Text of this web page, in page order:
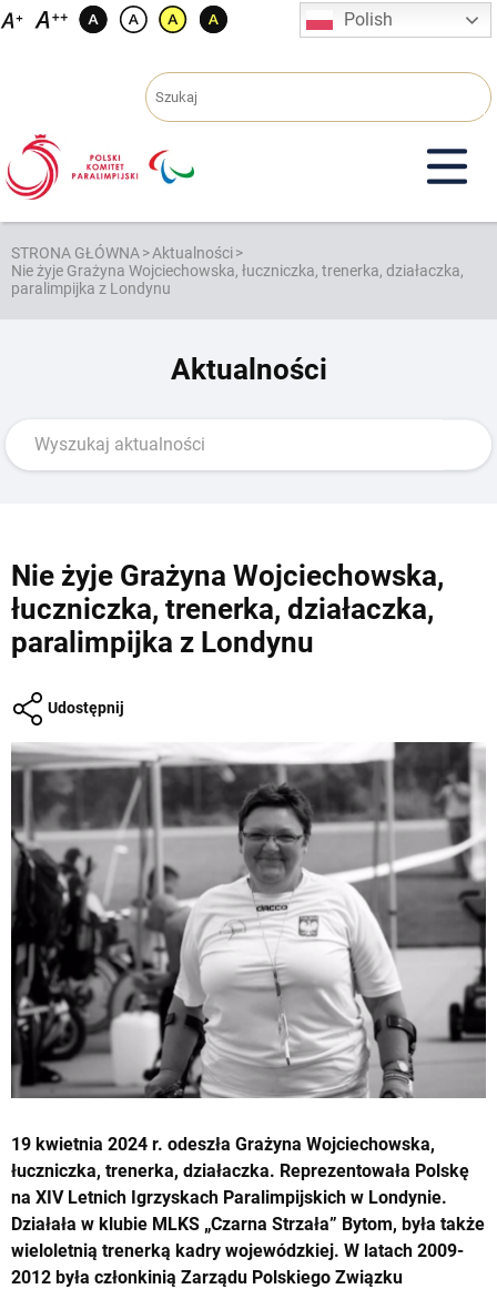
Przejdź
Polish
STRONA GŁÓWNA>Aktualności>
Nie żyje Grażyna Wojciechowska, łuczniczka, trenerka, działaczka,
paralimpijka z Londynu
Aktualności
Nie żyje Grażyna Wojciechowska,
łuczniczka, trenerka, działaczka,
paralimpijka z Londynu
Udostępnij
19 kwietnia 2024 r. odeszła Grażyna Wojciechowska,
łuczniczka, trenerka, działaczka. Reprezentowała Polskę
na XIV Letnich Igrzyskach Paralimpijskich w Londynie.
Działała w klubie MLKS „Czarna Strzała” Bytom, była także
wieloletnią trenerką kadry wojewódzkiej. W latach 2009-
2012 była członkinią Zarządu Polskiego Związku